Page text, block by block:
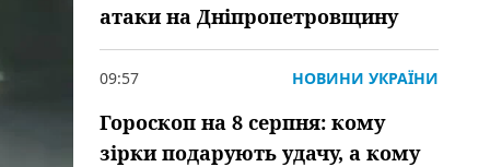
атаки на Дніпропетровщину
09:57 НОВИНИ УКРАЇНИ
Гороскоп на 8 серпня: кому
зірки подарують удачу, а кому